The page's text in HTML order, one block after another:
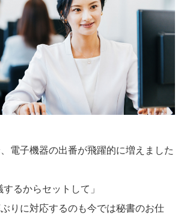
電子機器の出番が飛躍的に増えました
するからセットして」
りに対応するのも今では秘書のお仕